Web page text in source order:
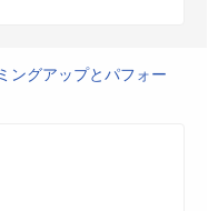
ングアップとパフォー